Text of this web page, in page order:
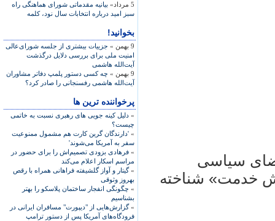
5 مرداد»
بيانيه مقدماتی شورای هماهنگی راه
سبز اميد درباره انتخابات سال نود، کلمه
بخوانید!
9 بهمن »
جزییات بیشتری از جلسه شورای‌عالی
امنیت ملی برای بررسی دلایل درگذشت
آیت‌الله هاشمی
9 بهمن »
چه کسی دستور پلمپ دفاتر مشاوران
آیت‌الله هاشمی رفسنجانی را صادر کرد؟
پرخواننده ترین ها
» دلیل کینه جویی های رهبری نسبت به خاتمی
چیست؟
» 'دارندگان گرین کارت هم مشمول ممنوعیت
سفر به آمریکا می‌شوند'
» فرهادی بزودی تصمیم‌اش را برای حضور در
مراسم اسکار اعلام می‌کند
»گیتار و آواز گلشیفته فراهانی همراه با رقص
بهروز وثوقی
» چگونگی انفجار ساختمان پلاسکو را بهتر
بشناسیم
»گزارش‌هایی از "دیپورت" مسافران ایرانی در
فرودگاه‌های آمریکا پس از دستور ترامپ
سياسی
خدمت» شناخته